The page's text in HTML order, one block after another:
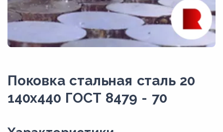
Поковка стальная сталь 20
140x440 ГОСТ 8479 - 70